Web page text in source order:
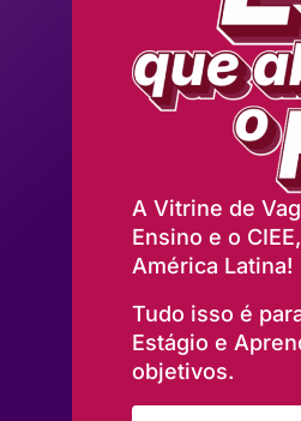
A Vitrine de
Ensino e o
América Latina!
Tudo isso é
Estágio e
objetivos.